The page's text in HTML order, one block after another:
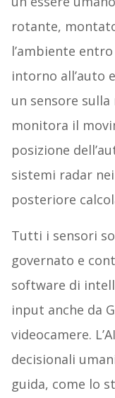
rotante,
l’ambiente
intorno all’auto
un sensore
monitora il
posizione
sistemi radar
posteriore
Tutti i sensori
governato e
software di
input anche da
videocamere.
decisionali
guida, come lo